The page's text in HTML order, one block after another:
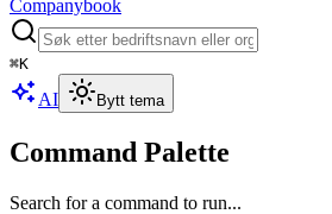
Companybook
⌘K
AI Bytt tema
Command Palette
Search for a command to run...